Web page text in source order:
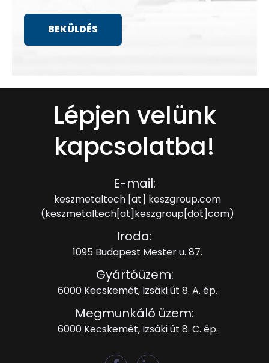
Lépjen velünk
kapcsolatba!
E-mail:
keszmetaltech [at] keszgroup.com
(keszmetaltech[at]keszgroup[dot]com)
Iroda:
1095 Budapest Mester u. 87.
Gyártóüzem:
6000 Kecskemét, Izsáki út 8. A. ép.
Megmunkáló üzem:
6000 Kecskemét, Izsáki út 8. C. ép.